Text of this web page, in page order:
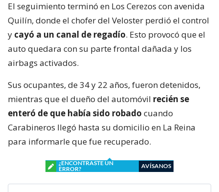
El seguimiento terminó en Los Cerezos con avenida
Quilín, donde el chofer del Veloster perdió el control
y cayó a un canal de regadío. Esto provocó que el
auto quedara con su parte frontal dañada y los
airbags activados.
Sus ocupantes, de 34 y 22 años, fueron detenidos,
mientras que el dueño del automóvil recién se
enteró de que había sido robado cuando
Carabineros llegó hasta su domicilio en La Reina
para informarle que fue recuperado.
¿ENCONTRASTE UN
ERROR?
AVÍSANOS